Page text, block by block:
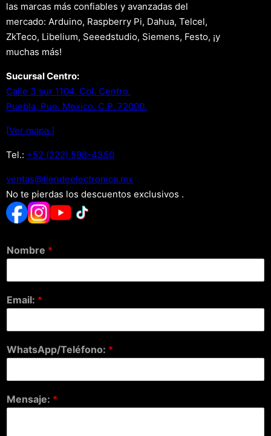
las marcas más confiables y avanzadas del
mercado: Arduino, Raspberry Pi, Dahua, Telcel,
ZkTeco, Libelium, Seeedstudio, Siemens, Festo, ¡y
muchas más!
Sucursal Centro:
Calle 3 sur 1104, Col. Centro.
Puebla, Pue. Mexico. C.P. 72000.
[Ver mapa.]
Tel.: +52 (222) 598-4350
xm.acinortceleedneit@satnev
No te pierdas los descuentos exclusivos .
Nombre *
Email: *
WhatsApp/Teléfono: *
Mensaje: *